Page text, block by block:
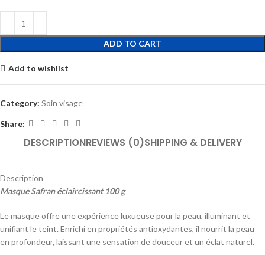
ADD TO CART
Add to wishlist
Category: Soin visage
Share:
DESCRIPTIONREVIEWS (0)SHIPPING & DELIVERY
Description
Masque Safran éclaircissant 100 g
Le masque offre une expérience luxueuse pour la peau, illuminant et
unifiant le teint. Enrichi en propriétés antioxydantes, il nourrit la peau
en profondeur, laissant une sensation de douceur et un éclat naturel.